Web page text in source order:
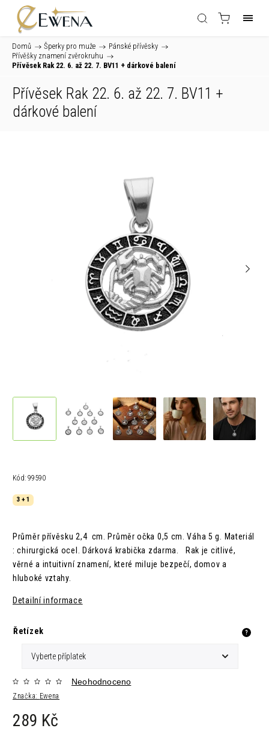
Domů / Šperky pro muže / Pánské přívěsky /
Přívěšky znamení zvěrokruhu /
Přívěsek Rak 22. 6. až 22. 7. BV11 + dárkové balení
Přívěsek Rak 22. 6. až 22. 7. BV11 +
dárkové balení
Kód: 99590
3 + 1
Průměr přívěsku 2,4 cm. Průměr očka 0,5 cm. Váha 5 g. Materiál
: chirurgická ocel. Dárková krabička zdarma.
Rak je citlivé,
věrné a intuitivní znamení, které miluje bezpečí, domov a
hluboké vztahy.
Detailní informace
Řetízek ?
Značka: Ewena
Neohodnoceno
289 Kč